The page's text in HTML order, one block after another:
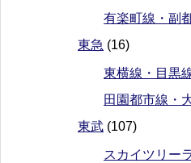
有楽町線・副
東急 (16)
東横線・目黒
田園都市線・
東武 (107)
スカイツリー